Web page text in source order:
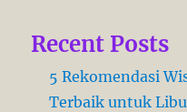
Recent Posts
5 Rekomendasi
Terbaik untuk